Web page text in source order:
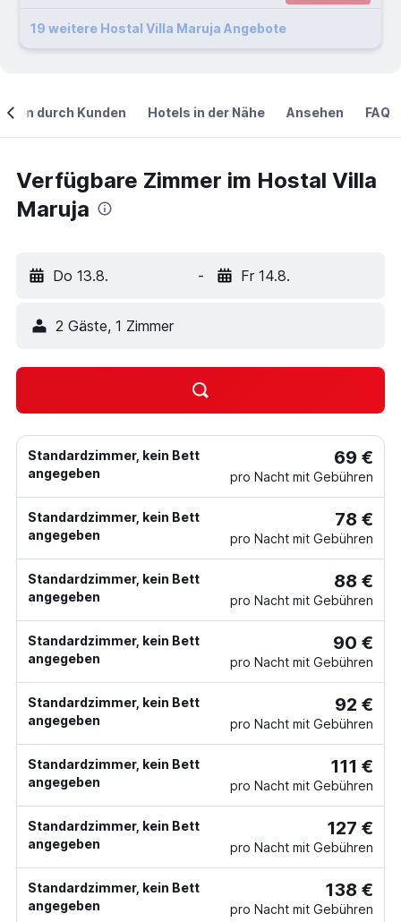
19 weitere Hostal Villa Maruja Angebote
durch Kunden Hotels in der Nähe Ansehen FAQ
Verfügbare Zimmer im Hostal Villa
Maruja
Do 13.8. - Fr 14.8.
2 Gäste, 1 Zimmer
Standardzimmer, kein Bett
angegeben
69 €
pro Nacht mit Gebühren
Standardzimmer, kein Bett
angegeben
78 €
pro Nacht mit Gebühren
Standardzimmer, kein Bett
angegeben
88 €
pro Nacht mit Gebühren
Standardzimmer, kein Bett
angegeben
90 €
pro Nacht mit Gebühren
Standardzimmer, kein Bett
angegeben
92 €
pro Nacht mit Gebühren
Standardzimmer, kein Bett
angegeben
111 €
pro Nacht mit Gebühren
Standardzimmer, kein Bett
angegeben
127 €
pro Nacht mit Gebühren
Standardzimmer, kein Bett
angegeben
138 €
pro Nacht mit Gebühren